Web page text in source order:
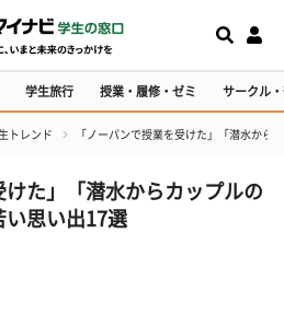
学生旅行 授業・履修・ゼミ サークル
トレンド 「ノーパンで授業を受けた」「潜水から
けた」「潜水からカップルの
い思い出17選